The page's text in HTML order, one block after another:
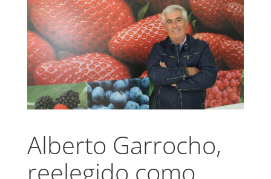
Alberto Garrocho,
reelegido como